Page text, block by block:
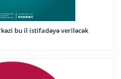
bu il istifadəyə veriləcək